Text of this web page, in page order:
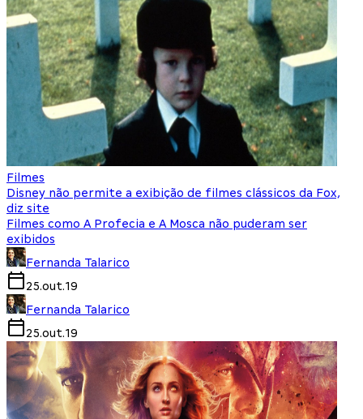
Filmes
Disney não permite a exibição de filmes clássicos da Fox,
diz site
Filmes como A Profecia e A Mosca não puderam ser
exibidos
Fernanda Talarico
25.out.19
Fernanda Talarico
25.out.19